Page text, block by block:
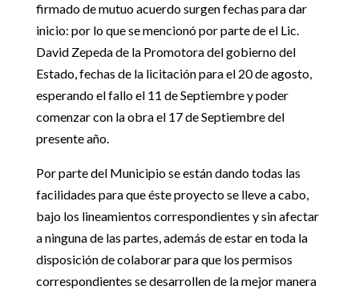
firmado de mutuo acuerdo surgen fechas para dar
inicio: por lo que se mencionó por parte de el Lic.
David Zepeda de la Promotora del gobierno del
Estado, fechas de la licitación para el 20 de agosto,
esperando el fallo el 11 de Septiembre y poder
comenzar con la obra el 17 de Septiembre del
presente año.
Por parte del Municipio se están dando todas las
facilidades para que éste proyecto se lleve a cabo,
bajo los lineamientos correspondientes y sin afectar
a ninguna de las partes, además de estar en toda la
disposición de colaborar para que los permisos
correspondientes se desarrollen de la mejor manera